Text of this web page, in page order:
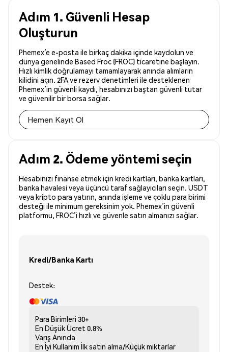
Adım 1. Güvenli Hesap
Oluşturun
Phemex’e e-posta ile birkaç dakika içinde kaydolun ve
dünya genelinde Based Froc (FROC) ticaretine başlayın.
Hızlı kimlik doğrulamayı tamamlayarak anında alımların
kilidini açın. 2FA ve rezerv denetimleri ile desteklenen
Phemex’in güvenli kaydı, hesabınızı baştan güvenli tutar
ve güvenilir bir borsa sağlar.
Hemen Kayıt Ol
Adım 2. Ödeme yöntemi seçin
Hesabınızı finanse etmek için kredi kartları, banka kartları,
banka havalesi veya üçüncü taraf sağlayıcıları seçin. USDT
veya kripto para yatırın, anında işleme ve çoklu para birimi
desteği ile minimum gereksinim yok. Phemex’in güvenli
platformu, FROC’i hızlı ve güvenle satın almanızı sağlar.
Kredi/Banka Kartı
Destek:
Para Birimleri 30+
En Düşük Ücret 0.8%
Varış Anında
En İyi Kullanım İlk satın alma/Küçük miktarlar